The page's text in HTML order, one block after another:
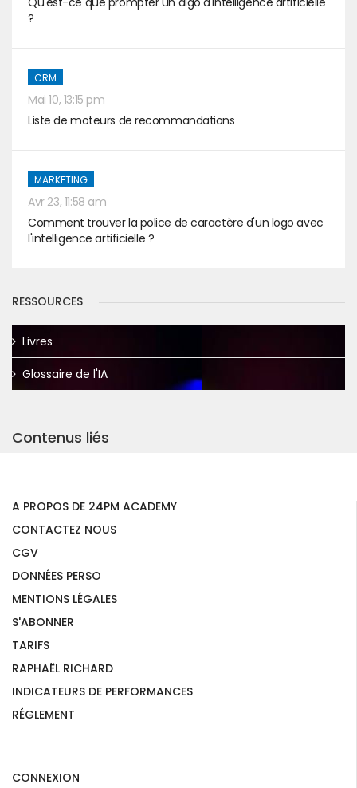
?
CRM
Mai 10, 13:15 pm
Liste de moteurs de recommandations
MARKETING
Avr 23, 11:58 am
Comment trouver la police de caractère d'un logo avec
l'intelligence artificielle ?
RESSOURCES
Livres
Glossaire de l'IA
Contenus liés
A PROPOS DE 24PM ACADEMY
CONTACTEZ NOUS
CGV
DONNÉES PERSO
MENTIONS LÉGALES
S'ABONNER
TARIFS
RAPHAËL RICHARD
INDICATEURS DE PERFORMANCES
RÉGLEMENT
CONNEXION